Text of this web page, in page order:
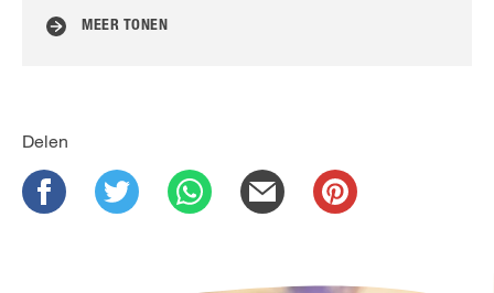
MEER TONEN
Delen